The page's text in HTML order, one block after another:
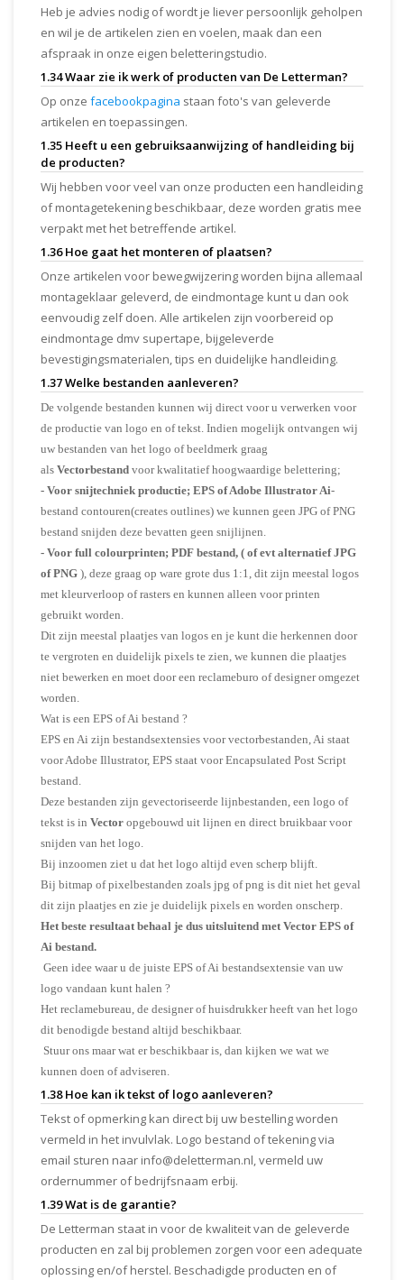
Heb je advies nodig of wordt je liever persoonlijk geholpen
en wil je de artikelen zien en voelen, maak dan een
afspraak in onze eigen beletteringstudio.
1.34 Waar zie ik werk of producten van De Letterman?
Op onze facebookpagina staan foto's van geleverde
artikelen en toepassingen.
1.35 Heeft u een gebruiksaanwijzing of handleiding bij
de producten?
Wij hebben voor veel van onze producten een handleiding
of montagetekening beschikbaar, deze worden gratis mee
verpakt met het betreffende artikel.
1.36 Hoe gaat het monteren of plaatsen?
Onze artikelen voor bewegwijzering worden bijna allemaal
montageklaar geleverd, de eindmontage kunt u dan ook
eenvoudig zelf doen. Alle artikelen zijn voorbereid op
eindmontage dmv supertape, bijgeleverde
bevestigingsmaterialen, tips en duidelijke handleiding.
1.37 Welke bestanden aanleveren?
De volgende bestanden kunnen wij direct voor u verwerken voor
de productie van logo en of tekst. Indien mogelijk ontvangen wij
uw bestanden van het logo of beeldmerk graag
als Vectorbestand voor kwalitatief hoogwaardige belettering;
- Voor snijtechniek productie; EPS of Adobe Illustrator Ai-
bestand contouren(creates outlines) we kunnen geen JPG of PNG
bestand snijden deze bevatten geen snijlijnen.
- Voor full colourprinten; PDF bestand, ( of evt alternatief JPG
of PNG ), deze graag op ware grote dus 1:1, dit zijn meestal logos
met kleurverloop of rasters en kunnen alleen voor printen
gebruikt worden.
Dit zijn meestal plaatjes van logos en je kunt die herkennen door
te vergroten en duidelijk pixels te zien, we kunnen die plaatjes
niet bewerken en moet door een reclameburo of designer omgezet
worden.
Wat is een EPS of Ai bestand ?
EPS en Ai zijn bestandsextensies voor vectorbestanden, Ai staat
voor Adobe Illustrator, EPS staat voor Encapsulated Post Script
bestand.
Deze bestanden zijn gevectoriseerde lijnbestanden, een logo of
tekst is in Vector opgebouwd uit lijnen en direct bruikbaar voor
snijden van het logo.
Bij inzoomen ziet u dat het logo altijd even scherp blijft.
Bij bitmap of pixelbestanden zoals jpg of png is dit niet het geval
dit zijn plaatjes en zie je duidelijk pixels en worden onscherp.
Het beste resultaat behaal je dus uitsluitend met Vector EPS of
Ai bestand.
Geen idee waar u de juiste EPS of Ai bestandsextensie van uw
logo vandaan kunt halen ?
Het reclamebureau, de designer of huisdrukker heeft van het logo
dit benodigde bestand altijd beschikbaar.
Stuur ons maar wat er beschikbaar is, dan kijken we wat we
kunnen doen of adviseren.
1.38 Hoe kan ik tekst of logo aanleveren?
Tekst of opmerking kan direct bij uw bestelling worden
vermeld in het invulvlak. Logo bestand of tekening via
email sturen naar info@deletterman.nl, vermeld uw
ordernummer of bedrijfsnaam erbij.
1.39 Wat is de garantie?
De Letterman staat in voor de kwaliteit van de geleverde
producten en zal bij problemen zorgen voor een adequate
oplossing en/of herstel. Beschadigde producten en of